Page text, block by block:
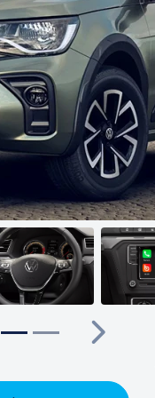
Próximo